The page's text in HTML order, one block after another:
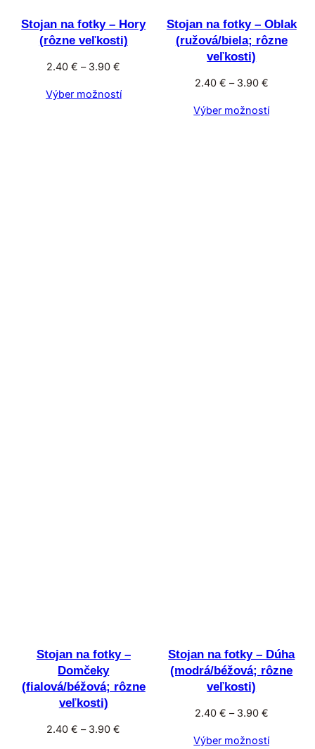
Stojan na fotky – Hory
(rôzne veľkosti)
2.40€ – 3.90€
2.40 €
Výber možností
Stojan na fotky – Oblak
(ružová/biela; rôzne
veľkosti)
2.40 € – 3.90 €Price
2.40 €
Výber možností
Stojan na fotky –
Domčeky
(fialová/béžová; rôzne
veľkosti)
2.40€ – 3.90€
Stojan na fotky – Dúha
(modrá/béžová; rôzne
veľkosti)
2.40 € – 3.90 €Price
2.40 €
Výber možností